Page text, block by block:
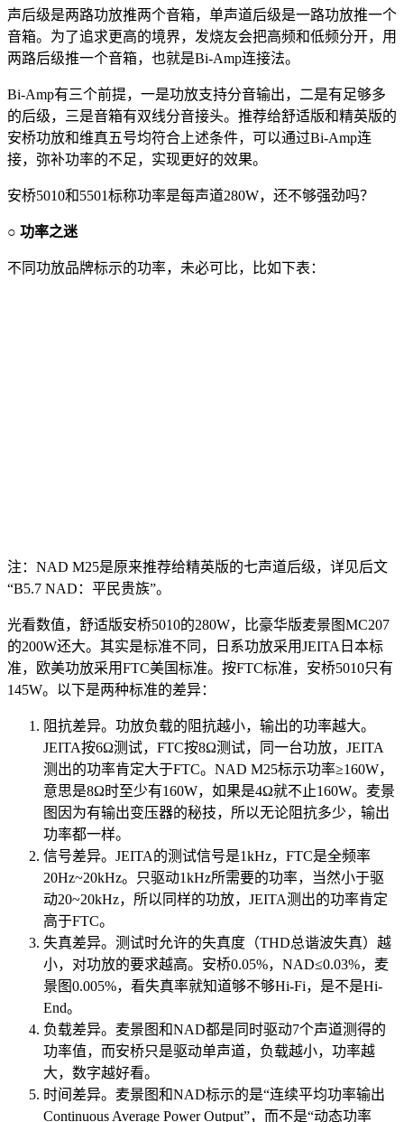
声后级是两路功放推两个音箱，单声道后级是一路功放推一个
音箱。为了追求更高的境界，发烧友会把高频和低频分开，用
两路后级推一个音箱，也就是Bi-Amp连接法。
Bi-Amp有三个前提，一是功放支持分音输出，二是有足够多
的后级，三是音箱有双线分音接头。推荐给舒适版和精英版的
安桥功放和维真五号均符合上述条件，可以通过Bi-Amp连
接，弥补功率的不足，实现更好的效果。
安桥5010和5501标称功率是每声道280W，还不够强劲吗？
○ 功率之迷
不同功放品牌标示的功率，未必可比，比如下表：
注：NAD M25是原来推荐给精英版的七声道后级，详见后文
“B5.7 NAD：平民贵族”。
光看数值，舒适版安桥5010的280W，比豪华版麦景图MC207
的200W还大。其实是标准不同，日系功放采用JEITA日本标
准，欧美功放采用FTC美国标准。按FTC标准，安桥5010只有
145W。以下是两种标准的差异：
阻抗差异。功放负载的阻抗越小，输出的功率越大。
JEITA按6Ω测试，FTC按8Ω测试，同一台功放，JEITA
测出的功率肯定大于FTC。NAD M25标示功率≥160W，
意思是8Ω时至少有160W，如果是4Ω就不止160W。麦景
图因为有输出变压器的秘技，所以无论阻抗多少，输出
功率都一样。
信号差异。JEITA的测试信号是1kHz，FTC是全频率
20Hz~20kHz。只驱动1kHz所需要的功率，当然小于驱
动20~20kHz，所以同样的功放，JEITA测出的功率肯定
高于FTC。
失真差异。测试时允许的失真度（THD总谐波失真）越
小，对功放的要求越高。安桥0.05%，NAD≤0.03%，麦
景图0.005%，看失真率就知道够不够Hi-Fi，是不是Hi-
End。
负载差异。麦景图和NAD都是同时驱动7个声道测得的
功率值，而安桥只是驱动单声道，负载越小，功率越
大，数字越好看。
时间差异。麦景图和NAD标示的是“连续平均功率输出
Continuous Average Power Output”，而不是“动态功率